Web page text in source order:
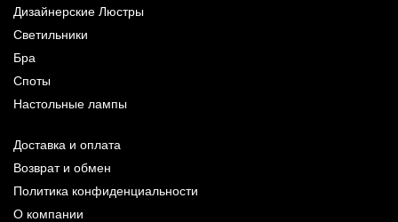
Дизайнерские Люстры
Светильники
Бра
Споты
Настольные лампы
Доставка и оплата
Возврат и обмен
Политика конфиденциальности
О компании